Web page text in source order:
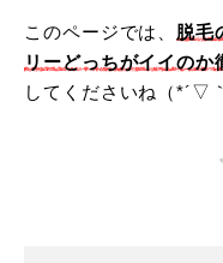
このページでは、 脱毛
リーどっちがイイのか
してくださいね（*´▽